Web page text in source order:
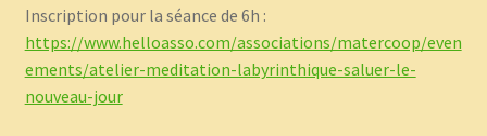
Inscription pour la séance de 6h :
https://www.helloasso.com/associations/matercoop/even
ements/atelier-meditation-labyrinthique-saluer-le-
nouveau-jour